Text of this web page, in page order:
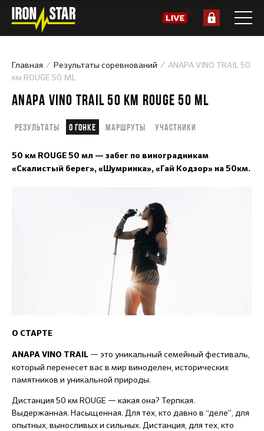
Главная Результаты соревнований
ANAPA VINO TRAIL 50
км ROUGE 50 ML
ANAPA VINO TRAIL 50 КМ ROUGE 50 ML
Результаты О гонке Маршруты Участники
50 км ROUGE 50 мл — забег по виноградникам
«Скалистый берег», «Шумринка», «Гай Кодзор» на 50км.
О СТАРТЕ
ANAPA VINO TRAIL — это уникальный семейный фестиваль,
который перенесет вас в мир виноделен, исторических
памятников и уникальной природы.
Дистанция 50 км ROUGE — какая она? Терпкая.
Выдержанная. Насыщенная. Для тех, кто давно в “деле”, для
опытных, выносливых и сильных. Дистанция, для тех, кто